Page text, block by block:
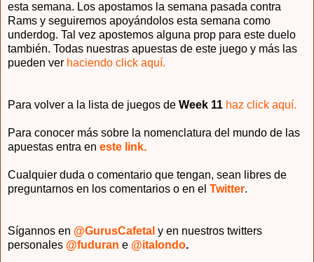
esta semana. Los apostamos la semana pasada contra
Rams y seguiremos apoyándolos esta semana como
underdog. Tal vez apostemos alguna prop para este duelo
también. Todas nuestras apuestas de este juego y más las
pueden ver haciendo click aquí.
Para volver a la lista de juegos de Week 11 haz click aquí.
Para conocer más sobre la nomenclatura del mundo de las
apuestas entra en este link.
Cualquier duda o comentario que tengan, sean libres de
preguntarnos en los comentarios o en el Twitter.
Sígannos en @GurusCafetal y en nuestros twitters
personales @fuduran e @italondo.